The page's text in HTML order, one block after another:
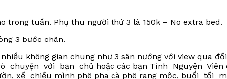
trong tuần. Phụ thu người thứ 3 là 150k – No extra bed.
3 bước chân.
không gian chung như 3 sân nướng với view qua
chuyện với bạn chủ hoặc các bạn Tình Nguyện
xế chiều mình phê pha cà phê rang mộc, buổi